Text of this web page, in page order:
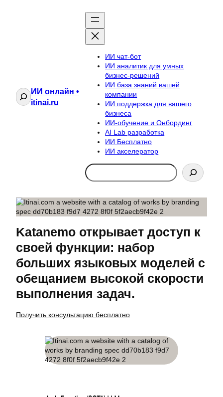
ПоискИИ онлайн •
itinai.ru
ИИ чат-бот
ИИ аналитик для умных
бизнес-решений
ИИ база знаний вашей
компании
ИИ поддержка для вашего
бизнеса
ИИ-обучение и Онбординг
AI Lab разработка
ИИ Бесплатно
ИИ акселератор
Search
Katanemo открывает доступ к
своей функции: набор
больших языковых моделей с
обещанием высокой скорости
выполнения задач.
Получить консультацию бесплатно